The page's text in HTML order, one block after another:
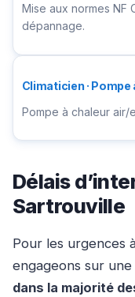
Mise aux normes NF
dépannage.
Climaticien ·
Pompe à chaleur air/
Délais
Sartrouville
Pour les urgences
engageons sur
dans la majorité